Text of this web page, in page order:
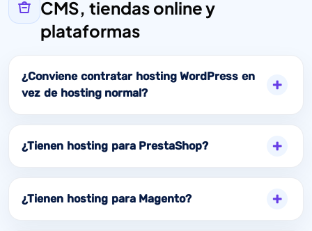
CMS, tiendas online y
plataformas
¿Conviene contratar hosting WordPress en
vez de hosting normal?
¿Tienen hosting para PrestaShop?
¿Tienen hosting para Magento?